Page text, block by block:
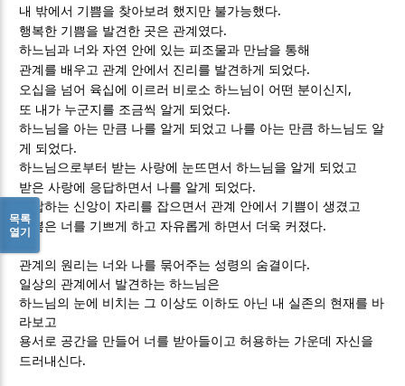
내 밖에서 기쁨을 찾아보려 했지만 불가능했다.
행복한 기쁨을 발견한 곳은 관계였다.
하느님과 너와 자연 안에 있는 피조물과 만남을 통해
관계를 배우고 관계 안에서 진리를 발견하게 되었다.
오십을 넘어 육십에 이르러 비로소 하느님이 어떤 분이신지 ,
또 내가 누군지를 조금씩 알게 되었다.
하느님을 아는 만큼 나를 알게 되었고 나를 아는 만큼 하느님도 알
게 되었다.
하느님으로부터 받는 사랑에 눈뜨면서 하느님을 알게 되었고
받은 사랑에 응답하면서 나를 알게 되었다.
응답하는 신앙이 자리를 잡으면서 관계 안에서 기쁨이 생겼고
기쁨은 너를 기쁘게 하고 자유롭게 하면서 더욱 커졌다.
관계의 원리는 너와 나를 묶어주는 성령의 숨결이다.
일상의 관계에서 발견하는 하느님은
하느님의 눈에 비치는 그 이상도 이하도 아닌 내 실존의 현재를 바
라보고
용서로 공간을 만들어 너를 받아들이고 허용하는 가운데 자신을
드러내신다.
목록
열기